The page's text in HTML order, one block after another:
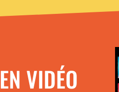
EN VIDÉO